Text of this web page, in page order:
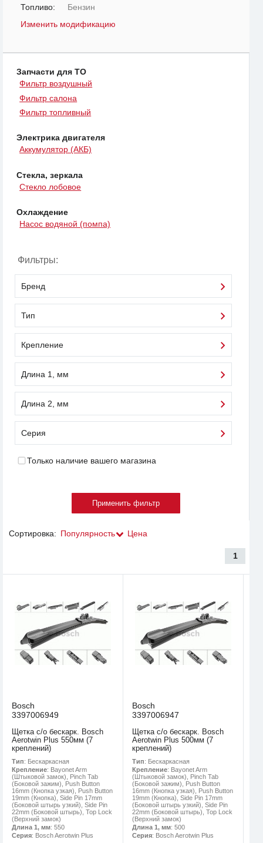
Топливо:
Бензин
Изменить модификацию
Запчасти для ТО
Фильтр воздушный
Фильтр салона
Фильтр топливный
Электрика двигателя
Аккумулятор (АКБ)
Стекла, зеркала
Стекло лобовое
Охлаждение
Насос водяной (помпа)
Фильтры:
Бренд
Тип
Крепление
Длина 1, мм
Длина 2, мм
Серия
Только наличие вашего магазина
Сортировка: Популярность Цена
1
Bosch
3397006949
Щетка с/о бескарк. Bosch
Aerotwin Plus 550мм (7
креплений)
Тип: Бескаркасная
Крепление: Bayonet Arm
(Штыковой замок), Pinch Tab
(Боковой зажим), Push Button
16mm (Кнопка узкая), Push Button
19mm (Кнопка), Side Pin 17mm
(Боковой штырь узкий), Side Pin
22mm (Боковой штырь), Top Lock
(Верхний замок)
Длина 1, мм: 550
Серия: Bosch Aerotwin Plus
Bosch
3397006947
Щетка с/о бескарк. Bosch
Aerotwin Plus 500мм (7
креплений)
Тип: Бескаркасная
Крепление: Bayonet Arm
(Штыковой замок), Pinch Tab
(Боковой зажим), Push Button
16mm (Кнопка узкая), Push Button
19mm (Кнопка), Side Pin 17mm
(Боковой штырь узкий), Side Pin
22mm (Боковой штырь), Top Lock
(Верхний замок)
Длина 1, мм: 500
Серия: Bosch Aerotwin Plus